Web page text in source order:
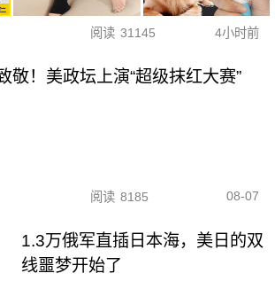
阅读 31145 4小时前
敬！美政坛上演“超级抹红大赛”
阅读 8185 08-07
1.3万俄军直插日本海，美日的双
线噩梦开始了